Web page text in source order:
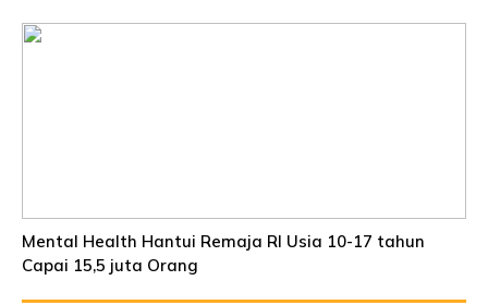
Mental Health Hantui Remaja RI Usia 10-17 tahun
Capai 15,5 juta Orang